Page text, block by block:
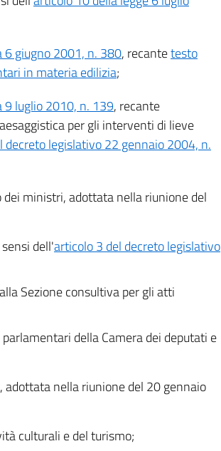
6 giugno 2001, n. 380, recantetesto
in materia edilizia;
9 luglio 2010, n. 139, recante
per gli interventi di lieve
legislativo 22 gennaio 2004, n.
ministri, adottata nella riunione del
dell'articolo 3 del decreto legislativo
Sezione consultiva per gli atti
della Camera dei deputati e
adottata nella riunione del 20 gennaio
culturali e del turismo;